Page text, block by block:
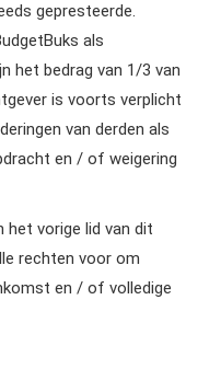
gepresteerde.
als
het bedrag van 1/3 van
is voorts verplicht
van derden als
en / of weigering
het vorige lid van dit
rechten voor om
en / of volledige